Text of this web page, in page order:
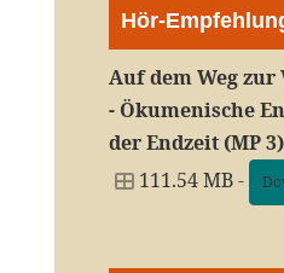
Hör-
Auf dem Weg
- Ökumenische
der Endzeit (MP 3)
111.54 MB -